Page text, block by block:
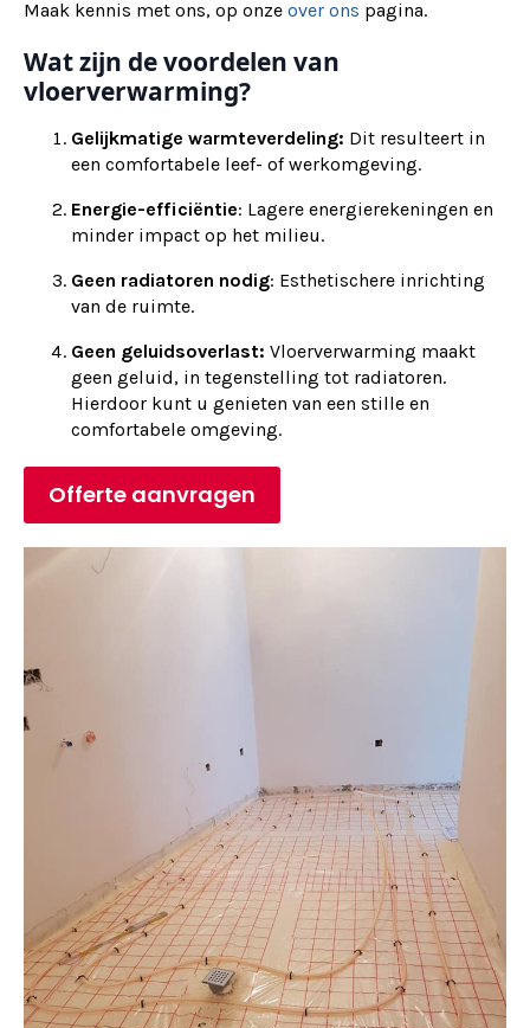
Maak kennis met ons, op onze over ons pagina.
Wat zijn de voordelen van
vloerverwarming?
Gelijkmatige warmteverdeling: Dit resulteert in
een comfortabele leef- of werkomgeving.
Energie-efficiëntie: Lagere energierekeningen en
minder impact op het milieu.
Geen radiatoren nodig: Esthetischere inrichting
van de ruimte.
Geen geluidsoverlast: Vloerverwarming maakt
geen geluid, in tegenstelling tot radiatoren.
Hierdoor kunt u genieten van een stille en
comfortabele omgeving.
Offerte aanvragen